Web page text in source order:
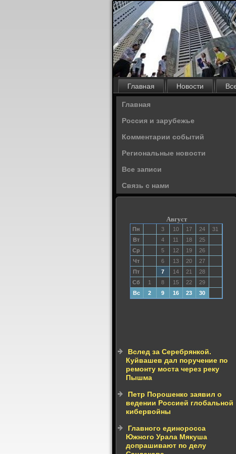
Главная Новости
Главная
Россия и зарубежье
Комментарии событий
Региональные новости
Все записи
Связь с нами
Август
Пн 3 10 17 24
31
Вт
4 11 18
25
Ср
5 12 19
26
Чт
6 13 20
27
Пт
7 14 21
28
Сб
1 8 15 22
29
Вс
2 9 16 23 30
Вслед за Серебрянкой.
Куйвашев дал поручение по
ремонту моста через реку
Пышма
Петр Порошенко заявил о
ведении Россией глобальной
кибервойны
Главного единоросса
Южного Урала Мякуша
допрашивают по делу